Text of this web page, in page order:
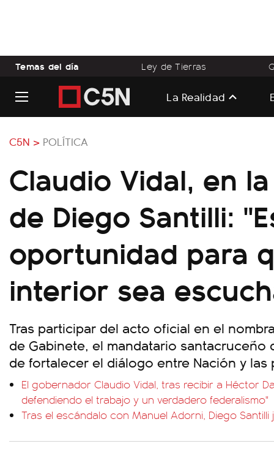
Temas del día Ley de Tierras
La Realidad
C5N > POLÍTICA
Claudio Vidal, en
de Diego Santilli:
oportunidad para
interior sea
Tras participar del acto oficial en el
de Gabinete, el mandatario santacruceño
de fortalecer el diálogo entre Nación y las
El gobernador Claudio Vidal, tras recibir a Héctor
defendiendo el trabajo y un verdadero federalismo"
Tras el escándalo con Manuel Adorni, Diego